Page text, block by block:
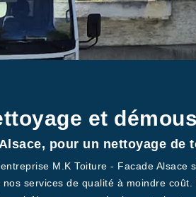
et
pour un nettoyage de
M.K Toiture - Facade
services de qualité à moindre